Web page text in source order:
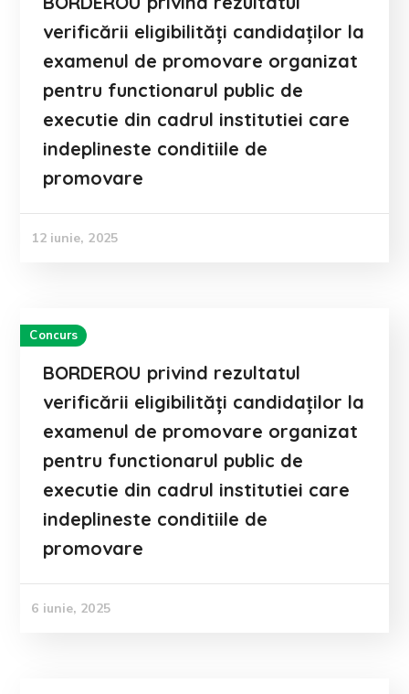
verificării eligibilități candidaților la
examenul de promovare organizat
pentru functionarul public de
executie din cadrul institutiei care
indeplineste conditiile de
promovare
12 iunie, 2025
Concurs
BORDEROU privind rezultatul
verificării eligibilități candidaților la
examenul de promovare organizat
pentru functionarul public de
executie din cadrul institutiei care
indeplineste conditiile de
promovare
6 iunie, 2025